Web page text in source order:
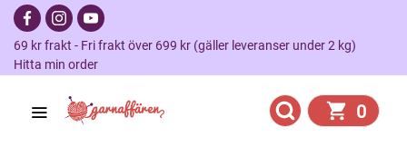
69 kr frakt - Fri frakt över 699 kr (gäller leveranser under 2 kg)
Hitta min order
0